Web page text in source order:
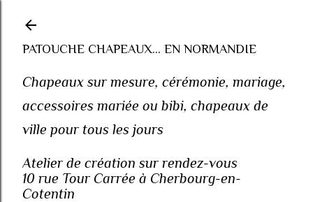
PATOUCHE CHAPEAUX... EN NORMANDIE
Chapeaux sur mesure, cérémonie, mariage,
accessoires mariée ou bibi, chapeaux de
ville pour tous les jours
Atelier de création sur rendez-vous
10 rue Tour Carrée à Cherbourg-en-
Cotentin